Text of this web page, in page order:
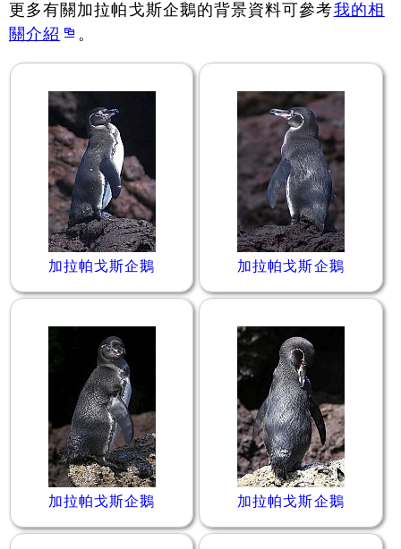
更多有關加拉帕戈斯企鵝的背景資料可參考我的相
關介紹
。
加拉帕戈斯企鵝 加拉帕戈斯企鵝
加拉帕戈斯企鵝 加拉帕戈斯企鵝